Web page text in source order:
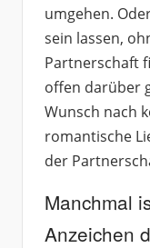
umgehen.
sein lassen,
Partnerschaft
offen darüber
Wunsch nach
romantische
der
Manchmal
Anzeichen